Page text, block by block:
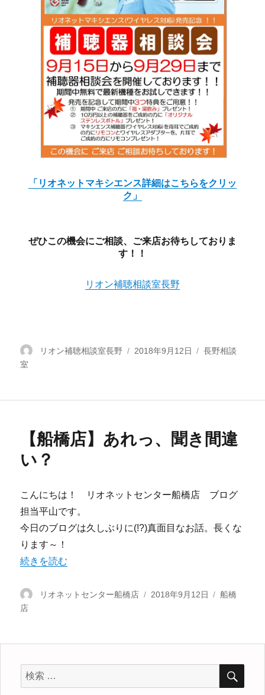
「リオネットマキシエンス詳細はこちらをクリッ
ク」
ぜひこの機会にご相談、ご来店お待ちしておりま
す！！
リオン補聴相談室長野
投
リオン補聴相談室長野
投
2018年9月12日
カ
長野相談
室
【船橋店】あれっ、聞き間違
い？
こんにちは！ リオネットセンター船橋店 ブログ
担当平山です。
今日のブログは久しぶりに(!?)真面目なお話。長くな
ります～！
“【船橋店】あれっ、聞き間違い？” の
続きを読む
投
リオネットセンター船橋店
投
2018年9月12日
カ
船橋
店
検
索
検